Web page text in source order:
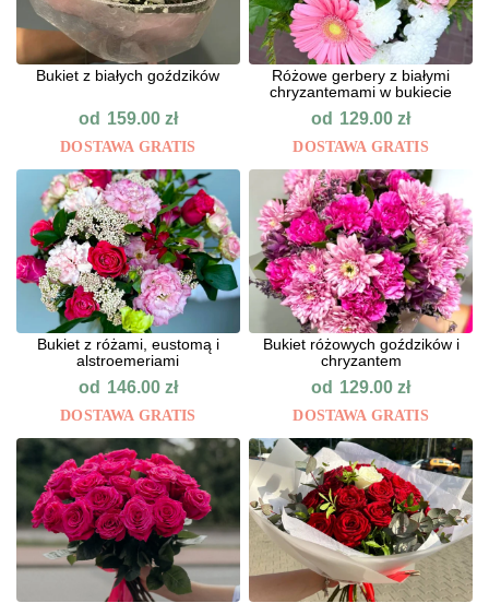
Bukiet z białych goździków
od 159.00 zł
DOSTAWA GRATIS
Różowe gerbery z białymi
chryzantemami w bukiecie
od 129.00zł
DOSTAWA GRATIS
Bukiet z różami, eustomą i
alstroemeriami
od 146.00 zł
DOSTAWA GRATIS
Bukiet różowych goździków i
chryzantem
od 129.00zł
DOSTAWA GRATIS